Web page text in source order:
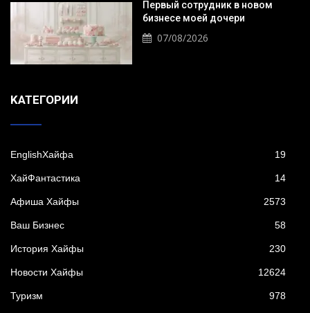
Первый сотрудник в новом
бизнесе моей дочери
07/08/2026
KАТЕГОРИИ
EnglishХайфа 19
XайФантастика 14
Афиша Хайфы 2573
Ваш Бизнес 58
История Хайфы 230
Новости Хайфы 12624
Туризм 978